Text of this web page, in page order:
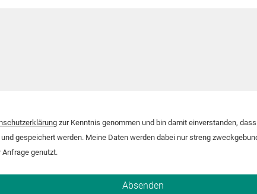
zur Kenntnis genommen und bin damit einverstanden,
gespeichert werden. Meine Daten werden dabei nur streng
Anfrage genutzt.
Absenden